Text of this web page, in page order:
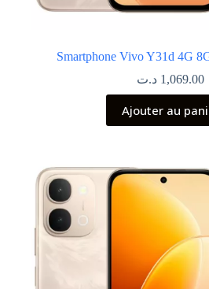
Smartphone Vivo Y31d 4G
1,069.00 د.ت
Ajouter au